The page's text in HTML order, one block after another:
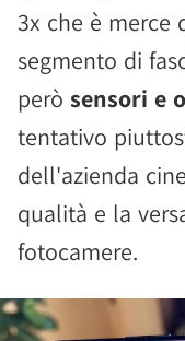
3x che è merce
segmento di
però sensori e
tentativo
dell'azienda
qualità e la
fotocamere.